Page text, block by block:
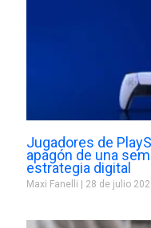
Jugadores de
apagón de una
estrategia digital
Maxi Fanelli 28 de julio